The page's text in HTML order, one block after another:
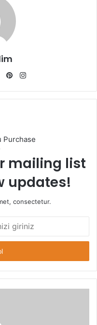
YouTubePinterest
Purchase
mailing list
updates!
consectetur.